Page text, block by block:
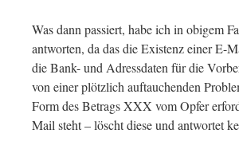
Was dann passiert, habe ich in obigem
antworten, da das die Existenz einer E-
die Bank- und Adressdaten für die
von einer plötzlich auftauchenden
Form des Betrags XXX vom Opfer
Mail steht – löscht diese und antwortet